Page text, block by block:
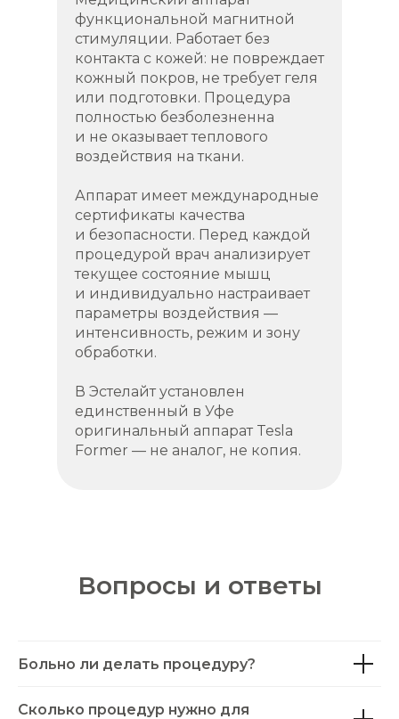
функциональной магнитной
стимуляции. Работает без
контакта с кожей: не повреждает
кожный покров, не требует геля
или подготовки. Процедура
полностью безболезненна
и не оказывает теплового
воздействия на ткани.
Аппарат имеет международные
сертификаты качества
и безопасности. Перед каждой
процедурой врач анализирует
текущее состояние мышц
и индивидуально настраивает
параметры воздействия —
интенсивность, режим и зону
обработки.
В Эстелайт установлен
единственный в Уфе
оригинальный аппарат Tesla
Former — не аналог, не копия.
Вопросы и ответы
Больно ли делать процедуру?
Сколько процедур нужно для